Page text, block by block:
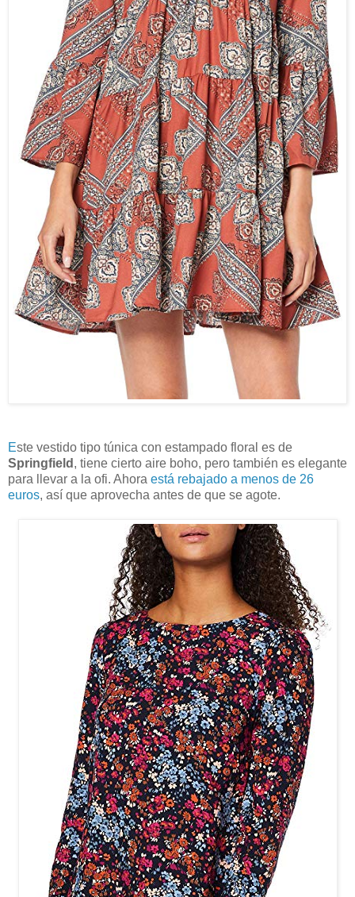
Este vestido tipo túnica con estampado floral es de
Springfield , tiene cierto aire boho, pero también es elegante
para llevar a la ofi. Ahora está rebajado a menos de 26
euros, así que aprovecha antes de que se agote.